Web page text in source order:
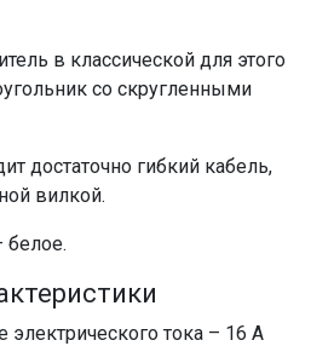
в классической для этого
со скругленными
достаточно гибкий кабель,
вилкой.
белое.
тока – 16 А